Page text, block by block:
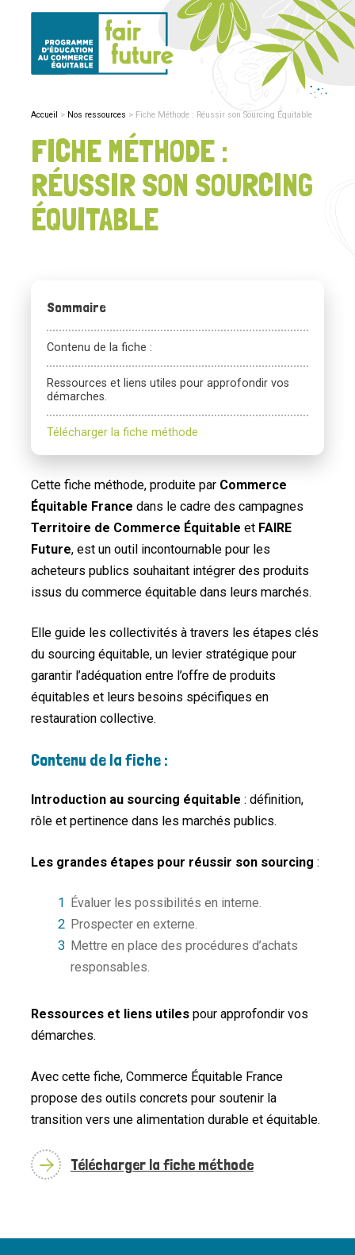
Accueil Nos ressources Fiche Méthode : Réussir son Sourcing Équitable
FICHE MÉTHODE :
RÉUSSIR SON SOURCING
ÉQUITABLE
Sommaire
Contenu de la fiche :
Ressources et liens utiles pour approfondir vos
démarches.
Télécharger la fiche méthode
Cette fiche méthode, produite par Commerce
Équitable France dans le cadre des campagnes
Territoire de Commerce Équitable et FAIRE
Future, est un outil incontournable pour les
acheteurs publics souhaitant intégrer des produits
issus du commerce équitable dans leurs marchés.
Elle guide les collectivités à travers les étapes clés
du sourcing équitable, un levier stratégique pour
garantir l’adéquation entre l’offre de produits
équitables et leurs besoins spécifiques en
restauration collective.
Contenu de la fiche :
Introduction au sourcing équitable : définition,
rôle et pertinence dans les marchés publics.
Les grandes étapes pour réussir son sourcing :
Évaluer les possibilités en interne.
Prospecter en externe.
Mettre en place des procédures d’achats
responsables.
Ressources et liens utiles pour approfondir vos
démarches.
Avec cette fiche, Commerce Équitable France
propose des outils concrets pour soutenir la
transition vers une alimentation durable et équitable.
Télécharger la fiche méthode